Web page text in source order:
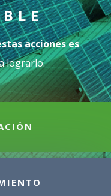
acciones es
lograrlo.